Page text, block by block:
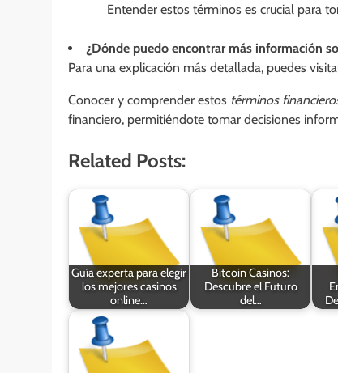
Entender estos términos es crucial para
¿Dónde puedo encontrar más información
Para una explicación más detallada, puedes
Conocer y comprender estos términos
financiero, permitiéndote tomar decisiones
Related Posts:
Guía experta para elegir
los mejores casinos
online…
Bitcoin Casinos:
Descubre el Futuro
del…